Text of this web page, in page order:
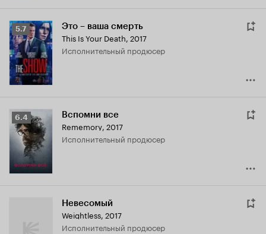
Рейтинг
Кинопоиска
5.7
5.7 Это – ваша смерть
This Is Your Death, 2017
исполнительный продюсер
Рейтинг
Кинопоиска
6.4
6.4 Вспомни все
Rememory, 2017
исполнительный продюсер
Невесомый
Weightless, 2017
исполнительный продюсер